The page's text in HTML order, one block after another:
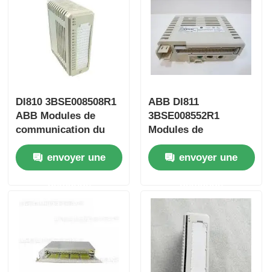
Produits
À propos de nous
Visite de l'usine
Contrôle qualité
DI810 3BSE008508R1
ABB Modules de
communication du
contrôleur DCS
Interfaces de bus
envoyer une
ABB DI811
3BSE008552R1
Modules de
communication -
Interfaces de bus
envoyer une